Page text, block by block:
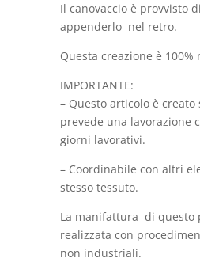
Il canovaccio è provvisto
appenderlo nel retro.
Questa creazione è 100%
IMPORTANTE:
– Questo articolo è
prevede una lavorazione
giorni lavorativi.
– Coordinabile con altri
stesso tessuto.
La manifattura di questo
realizzata con
non industriali.